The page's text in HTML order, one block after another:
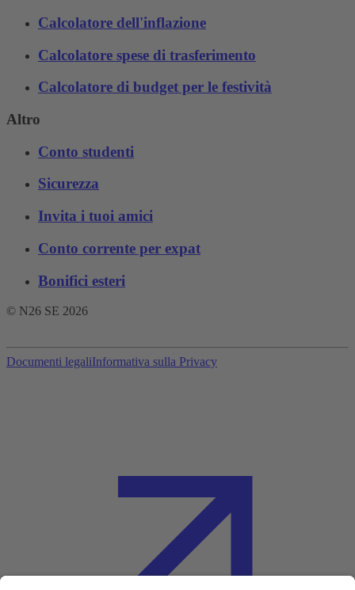
Calcolatore dell'inflazione
Calcolatore spese di trasferimento
Calcolatore di budget per le festività
Altro
Conto studenti
Sicurezza
Invita i tuoi amici
Conto corrente per expat
Bonifici esteri
© N26 SE 2026
Documenti legaliInformativa sulla Privacy